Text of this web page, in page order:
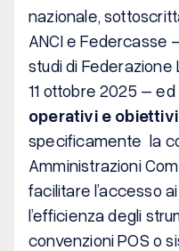
nazionale,
ANCI e Federcasse
studi di Federazione
11 ottobre 2025 –
operativi e obiettivi
specificamente la
Amministrazioni
facilitare l’accesso
l’efficienza degli
convenzioni POS o